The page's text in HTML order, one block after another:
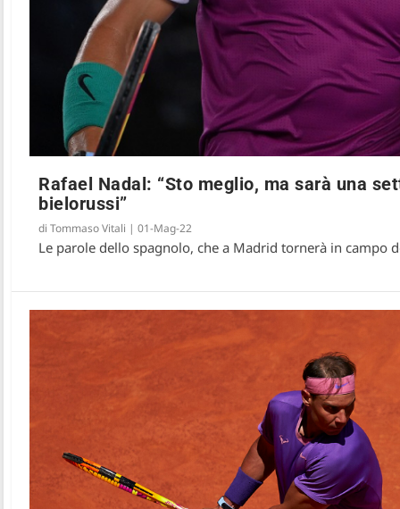
Rafael Nadal: “Sto meglio, ma sarà una
bielorussi”
diTommaso Vitali |01-Mag-22
Le parole dello spagnolo, che a Madrid tornerà in campo